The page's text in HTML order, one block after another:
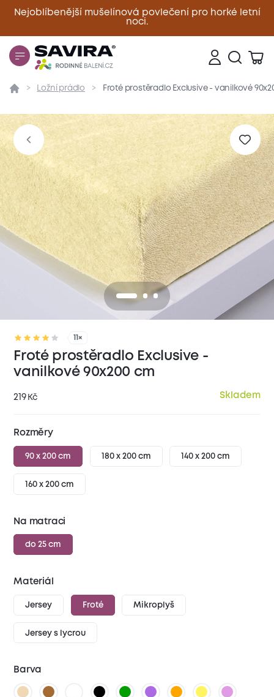
Nejoblíbenější mušelínová povlečení pro horké letní
noci.
Zavřít
Přehled Parametry Popis produktu Materiál
Ložní prádlo Froté prostěradlo Exclusive - vanilkové
11×
Froté prostěradlo Exclusive -
vanilkové 90x200 cm
219 Kč Skladem
Rozměry
90 x 200 cm 180 x 200 cm 140 x 200 cm
160 x 200 cm
Na matraci
do 25 cm
Materiál
Jersey Froté Mikroplyš
Jersey s lycrou
Barva